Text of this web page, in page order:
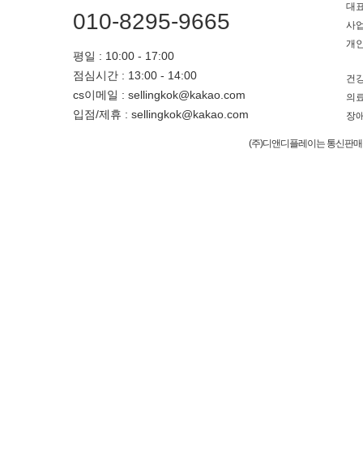
010-8295-9665
평일 : 10:00 - 17:00
점심시간 : 13:00 - 14:00
cs이메일 : sellingkok@kakao.com
입점/제휴 : sellingkok@kakao.com
대
사
개
건
의
장
(주)디앤디플레이는 통신판